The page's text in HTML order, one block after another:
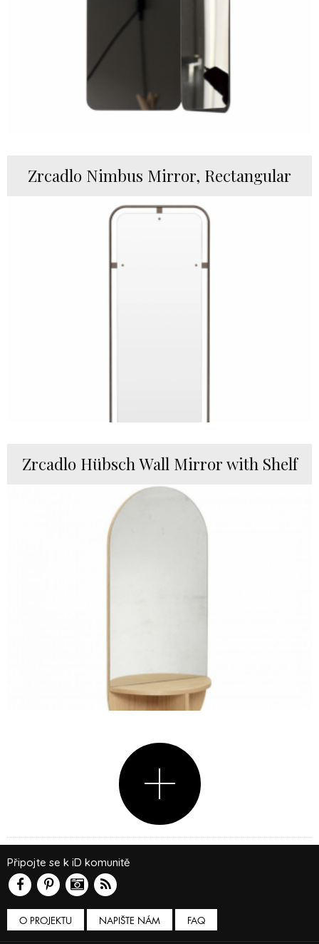
Zrcadlo Nimbus Mirror, Rectangular
Zrcadlo Hübsch Wall Mirror with Shelf
O PROJEKTU NAPIŠTE NÁM
Připojte se k iD komunitě
FAQ